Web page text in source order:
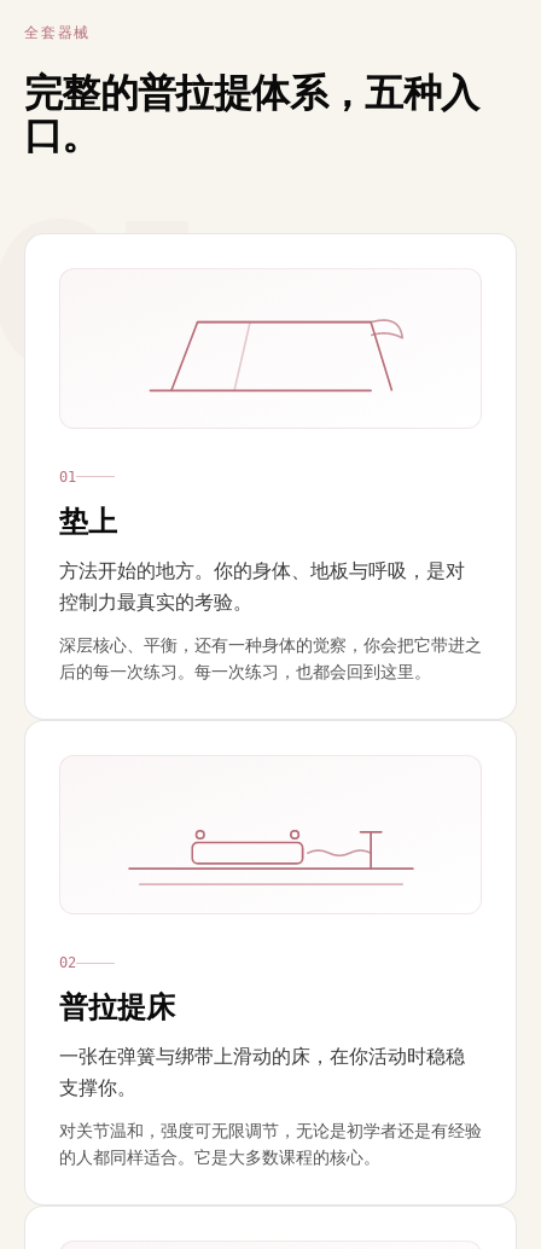
全套器械
完整的普拉提体系，五种入
口。
01
垫上
方法开始的地方。你的身体、地板与呼吸，是对
控制力最真实的考验。
深层核心、平衡，还有一种身体的觉察，你会把它带进之
后的每一次练习。每一次练习，也都会回到这里。
02
普拉提床
一张在弹簧与绑带上滑动的床，在你活动时稳稳
支撑你。
对关节温和，强度可无限调节，无论是初学者还是有经验
的人都同样适合。它是大多数课程的核心。